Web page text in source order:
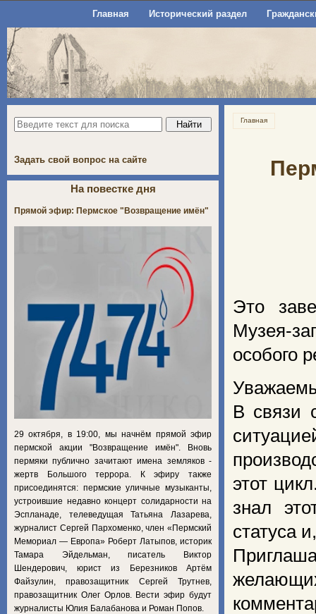
Главная Исторический раздел
Главная
Это
Музея-
особого
В связи
этот
знал
статуса
Задать свой вопрос на сайте
На повестке дня
Прямой эфир: Пермское "Возвращение имён"
29 октября, в 19:00, мы начнём прямой эфир
пермской акции "Возвращение имён". Вновь
пермяки публично зачитают имена земляков -
жертв Большого террора. К эфиру также
присоединятся: пермские уличные музыканты,
устроившие недавно концерт солидарности на
Эспланаде, телеведущая Татьяна Лазарева,
журналист Сергей Пархоменко, член «Пермский
Мемориал — Европа» Роберт Латыпов, историк
Тамара Эйдельман, писатель Виктор
Шендерович, юрист из Березников Артём
Файзулин, правозащитник Сергей Трутнев,
правозащитник Олег Орлов. Вести эфир будут
журналисты Юлия Балабанова и Роман Попов.